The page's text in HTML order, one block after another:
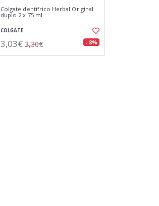
Colgate dentífrico Herbal Original
duplo 2 x 75 ml
COLGATE
3,03€ 3,30€ - 8%